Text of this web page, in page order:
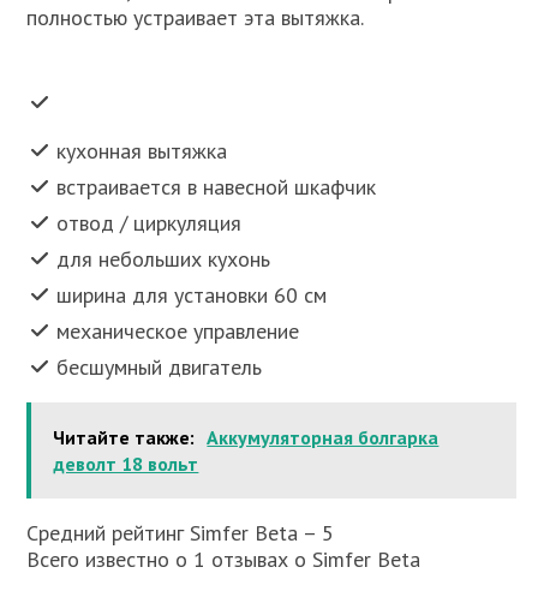
полностью устраивает эта вытяжка.
кухонная вытяжка
встраивается в навесной шкафчик
отвод / циркуляция
для небольших кухонь
ширина для установки 60 см
механическое управление
бесшумный двигатель
Читайте также: Аккумуляторная болгарка
деволт 18 вольт
Средний рейтинг Simfer Beta – 5
Всего известно о 1 отзывах о Simfer Beta